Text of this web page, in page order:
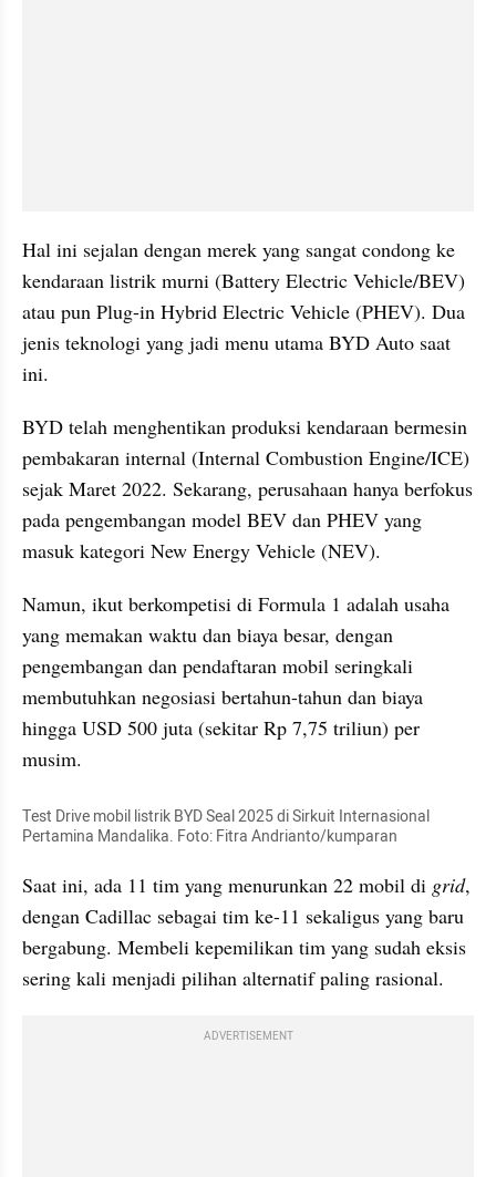
Hal ini sejalan dengan merek yang sangat condong ke
kendaraan listrik murni (Battery Electric Vehicle/BEV)
atau pun Plug-in Hybrid Electric Vehicle (PHEV). Dua
jenis teknologi yang jadi menu utama BYD Auto saat
ini.
BYD telah menghentikan produksi kendaraan bermesin
pembakaran internal (Internal Combustion Engine/ICE)
sejak Maret 2022. Sekarang, perusahaan hanya berfokus
pada pengembangan model BEV dan PHEV yang
masuk kategori New Energy Vehicle (NEV).
Namun, ikut berkompetisi di Formula 1 adalah usaha
yang memakan waktu dan biaya besar, dengan
pengembangan dan pendaftaran mobil seringkali
membutuhkan negosiasi bertahun-tahun dan biaya
hingga USD 500 juta (sekitar Rp 7,75 triliun) per
musim.
Test Drive mobil listrik BYD Seal 2025 di Sirkuit Internasional
Pertamina Mandalika. Foto: Fitra Andrianto/kumparan
Saat ini, ada 11 tim yang menurunkan 22 mobil di grid,
dengan Cadillac sebagai tim ke-11 sekaligus yang baru
bergabung. Membeli kepemilikan tim yang sudah eksis
sering kali menjadi pilihan alternatif paling rasional.
ADVERTISEMENT